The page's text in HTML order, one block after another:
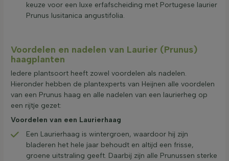
keuze voor een luxe erfafscheiding met Portugese laurier
Prunus lusitanica angustifolia.
Voordelen en nadelen van Laurier (Prunus)
haagplanten
Iedere plantsoort heeft zowel voordelen als nadelen.
Hieronder hebben de plantexperts van Heijnen alle voordelen
van een Prunus haag en alle nadelen van een laurierheg op
een rijtje gezet:
Voordelen van een Laurierhaag
Een Laurierhaag is wintergroen, waardoor hij zijn
bladeren het hele jaar behoudt en altijd een frisse,
groene uitstraling geeft. Daarbij zijn alle Prunussen sterke